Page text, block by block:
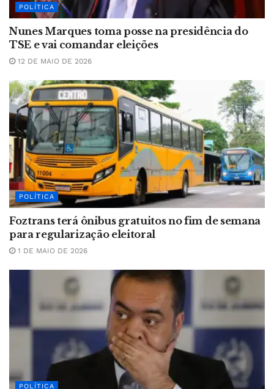
POLÍTICA
Nunes Marques toma posse na presidência do
TSE e vai comandar eleições
12 DE MAIO DE 2026
POLÍTICA
Foztrans terá ônibus gratuitos no fim de semana
para regularização eleitoral
1 DE MAIO DE 2026
POLÍTICA